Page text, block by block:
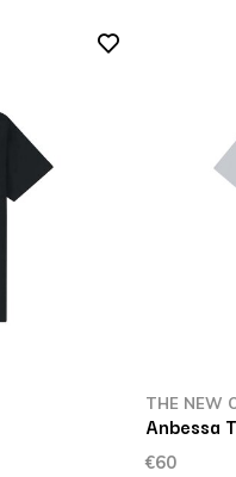
THE NEW
Anbessa
€60